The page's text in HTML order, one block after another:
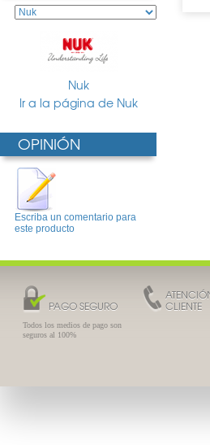
Nuk
Ir a la página de Nuk
OPINIÓN
Escriba un comentario para
este producto
PAGO SEGURO
Todos los medios de pago son
seguros al 100%
CLIENTE